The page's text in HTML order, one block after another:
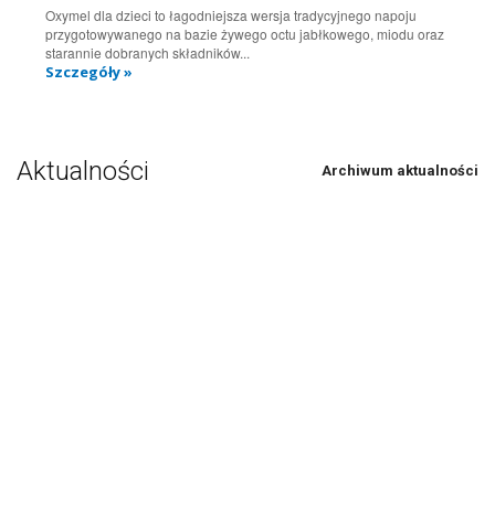
Oxymel dla dzieci to łagodniejsza wersja tradycyjnego napoju
przygotowywanego na bazie żywego octu jabłkowego, miodu oraz
starannie dobranych składników...
Szczegóły »
Aktualności Archiwum aktualności